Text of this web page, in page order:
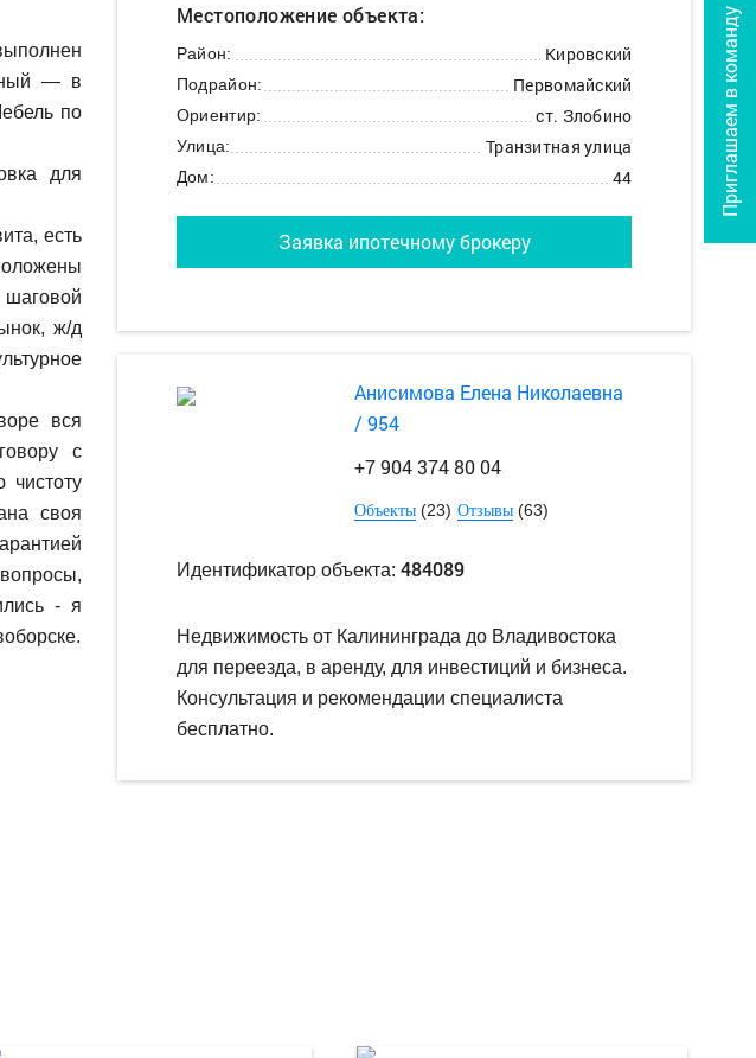
Приглашаем в команду
— в
по
для
есть
шаговой
ж/д
вся
с
своя
- я
Местоположение объекта:
Район: Кировский
Подрайон: Первомайский
Ориентир: ст. Злобино
Улица: Транзитная улица
Дом: 44
Заявка ипотечному брокеру
Анисимова Елена Николаевна
/ 954
+7 904 374 80 04
Объекты(23) Отзывы(63)
Идентификатор объекта: 484089
Недвижимость от Калининграда до Владивостока
для переезда, в аренду, для инвестиций и бизнеса.
Консультация и рекомендации специалиста
бесплатно.